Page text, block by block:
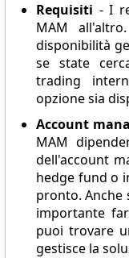
Requisiti - I
MAM
disponibilità
se state
trading
opzione sia
Account
MAM
dell'account
hedge fund o
pronto. Anche
importante
puoi trovare
gestisce la